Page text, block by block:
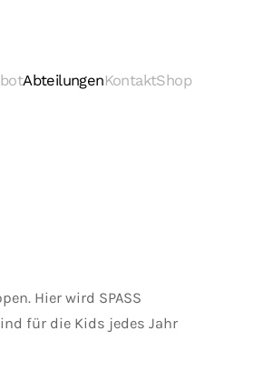
AbteilungenKontaktShop
Hier wird SPASS
für die Kids jedes Jahr